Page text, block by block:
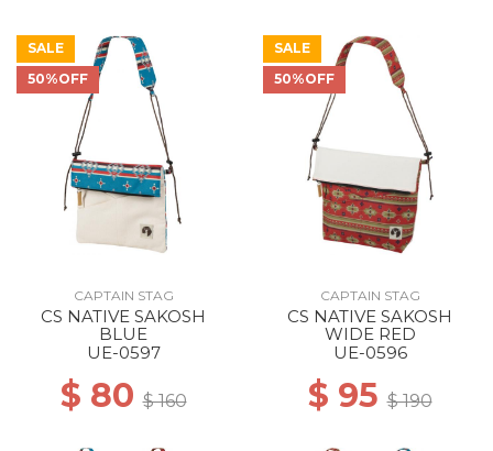
SALE
50%OFF
CAPTAIN STAG
CS NATIVE SAKOSH
BLUE
UE-0597
$ 80$ 160
SALE
50%OFF
CAPTAIN STAG
CS NATIVE SAKOSH
WIDE RED
UE-0596
$ 95$ 190